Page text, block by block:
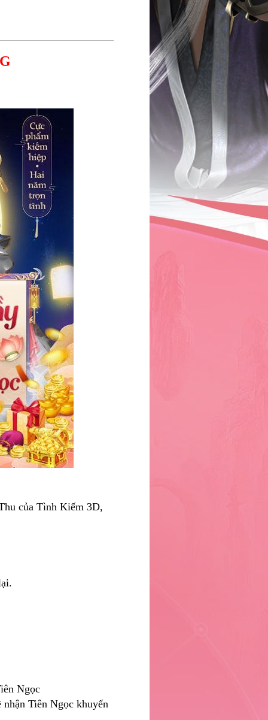
của Tình Kiếm 3D,
Ngọc
Tiên Ngọc khuyến